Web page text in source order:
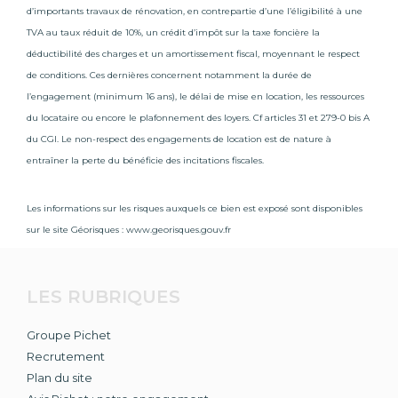
dans des secteurs variés : services, artisanat,
commerce, santé ou encore logistique. La proximité de
l’autoroute A63 facilite les déplacements professionnels
Cet équilibre entre opportunités professionnelles et
cadre de vie naturel fait de Soustons une destination
idéale pour les actifs souhaitant concilier travail et bien-
être.
modernité de ses équipements publics et culturels,
vie et de rencontre, propose une large offre culturelle,
L’espace culturel Roger Hanin accueille tout au long de
l’année des spectacles, concerts, projections et
événements culturels, renforçant l’attractivité de la ville
d’importants travaux de rénovation, en contrepartie d’une l’éligibilité à une
TVA au taux réduit de 10%, un crédit d’impôt sur la taxe foncière la
déductibilité des charges et un amortissement fiscal, moyennant le respect
de conditions. Ces dernières concernent notamment la durée de
l’engagement (minimum 16 ans), le délai de mise en location, les ressources
du locataire ou encore le plafonnement des loyers. Cf articles 31 et 279-0 bis A
du CGI. Le non-respect des engagements de location est de nature à
entraîner la perte du bénéficie des incitations fiscales.
Les informations sur les risques auxquels ce bien est exposé sont disponibles
sur le site Géorisques : www.georisques.gouv.fr
LES RUBRIQUES
Groupe Pichet
Recrutement
Plan du site